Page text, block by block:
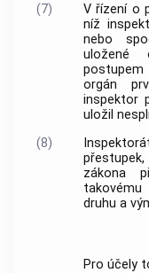
(7)
V řízení o
níž
nebo
uložené
orgán
inspektor
uložil
(8)
zákona
druhu a
Pro účely